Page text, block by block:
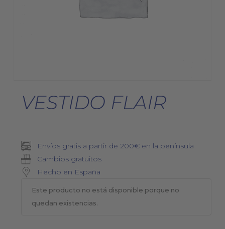
VESTIDO FLAIR
Envíos gratis a partir de 200€ en la península
Cambios gratuitos
Hecho en España
Este producto no está disponible porque no
quedan existencias.